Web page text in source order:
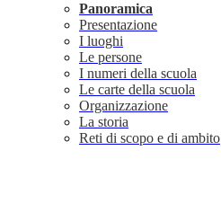
Panoramica
Presentazione
I luoghi
Le persone
I numeri della scuola
Le carte della scuola
Organizzazione
La storia
Reti di scopo e di ambito